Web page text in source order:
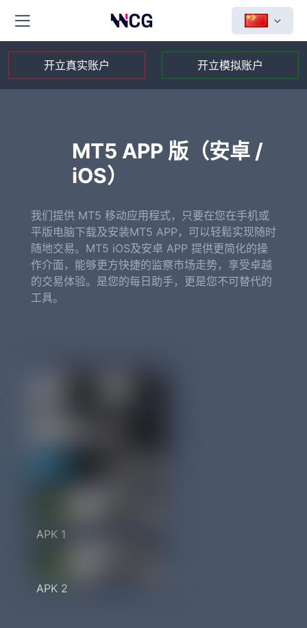
开立真实账户 开立模拟账户
MT5 APP 版（安卓 /
iOS）
我们提供 MT5 移动应用程式，只要在您在手机或
平版电脑下载及安装MT5 APP，可以轻鬆实现随时
随地交易。MT5 iOS及安卓 APP 提供更简化的操
作介面，能够更方快捷的监察市场走势，享受卓越
的交易体验。是您的每日助手，更是您不可替代的
工具。
APK 1
APK 2